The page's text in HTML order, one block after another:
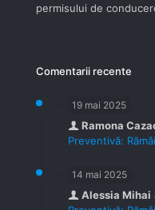
permisului de
Comentarii recente
19 mai 2025
Ramona
Preventivă:
14 mai 2025
Alessia Mihai